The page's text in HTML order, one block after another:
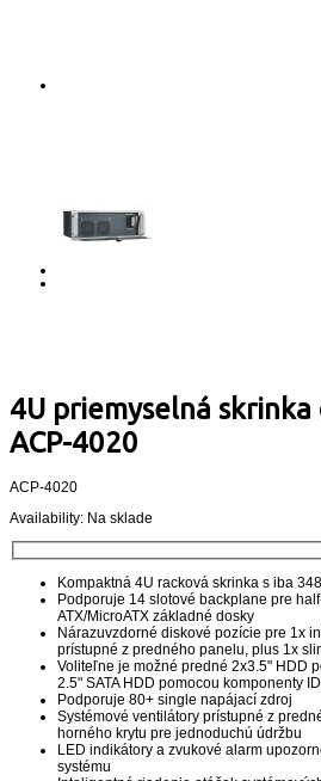
4U priemyselná
ACP-4020
ACP-4020
Availability: Na sklade
Kompaktná 4U racková skrinka s iba
Podporuje 14 slotové backplane pre
ATX/MicroATX základné dosky
Nárazuvzdorné diskové pozície pre 1x
prístupné z predného panelu, plus 1x
Voliteľne je možné predné 2x3.5" HDD
2.5" SATA HDD pomocou komponenty
Podporuje 80+ single napájací zdroj
Systémové ventilátory prístupné z
horného krytu pre jednoduchú údržbu
LED indikátory a zvukové alarm
systému